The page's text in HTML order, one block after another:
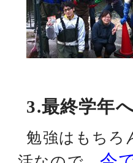
3.最終学年
勉強はもちろ